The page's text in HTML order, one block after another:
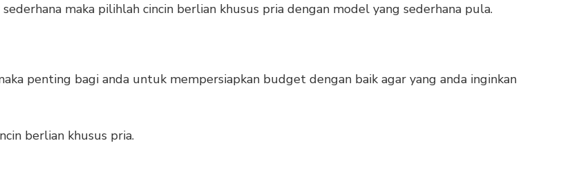
maka pilihlah cincin berlian khusus pria dengan model yang sederhana pula.
penting bagi anda untuk mempersiapkan budget dengan baik agar yang anda inginkan
berlian khusus pria.